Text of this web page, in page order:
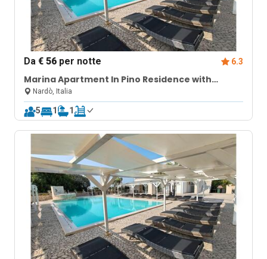
Da€ 56 per notte 6.3
Marina Apartment In Pino Residence with
Shared Terrace
Nardò, Italia
5 1 1